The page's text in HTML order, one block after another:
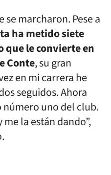
se marcharon. Pese a
ha metido siete
que le convierte en
Conte, su gran
en mi carrera he
seguidos. Ahora
uno del club.
la están dando”,